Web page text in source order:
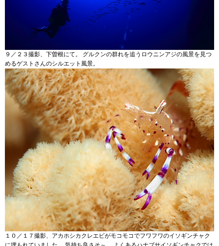
９／２３撮影、下曽根にて。 グルクンの群れを追うロウニンアジの風景を見つ
めるゲストさんのシルエット風景。
１０／１７撮影、アカホシカクレエビがモコモコでフワフワのイソギンチャク